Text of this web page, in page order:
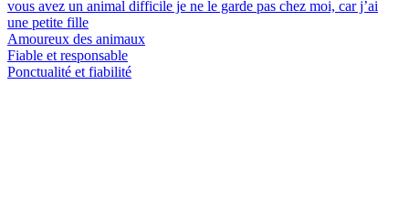
vous avez un animal difficile je ne le garde pas chez moi, car j’ai
une petite fille
Amoureux des animaux
Fiable et responsable
Ponctualité et fiabilité